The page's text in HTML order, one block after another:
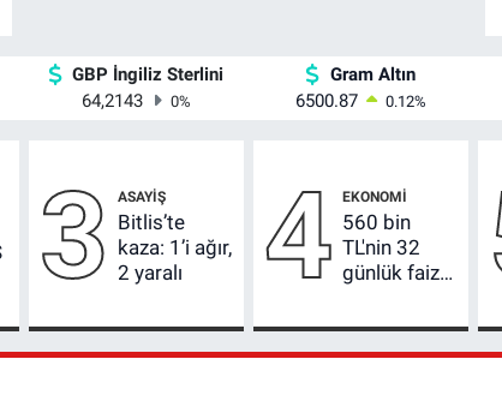
GBP İngiliz Sterlini
64,2143
0%
Gram Altın
6500.87
0.12%
3 ASAYIŞ
Bitlis’te
kaza: 1’i ağır,
2 yaralı
4 EKONOMI
560 bin
TL'nin 32
günlük faiz
oldu! En
yüksek